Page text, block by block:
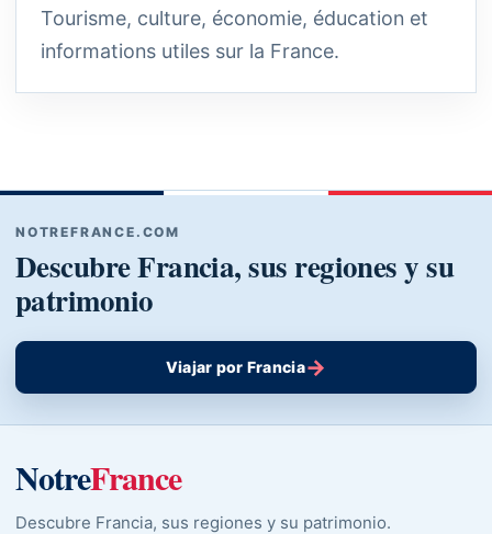
Tourisme, culture, économie, éducation et
informations utiles sur la France.
NOTREFRANCE.COM
Descubre Francia, sus regiones y su
patrimonio
Viajar por Francia→
NotreFrance
Descubre Francia, sus regiones y su patrimonio.